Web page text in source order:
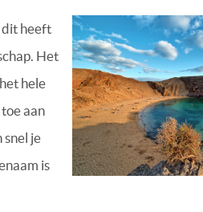
dit heeft
Het
hele
aan
snel je
is